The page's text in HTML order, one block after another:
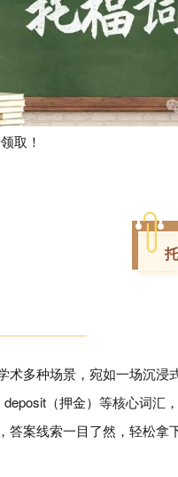
取！
术多种场景，宛如一场沉浸
（押金）等核心词汇
答案线索一目了然，轻松拿